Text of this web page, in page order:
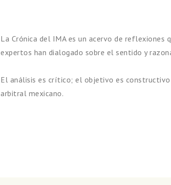
La Crónica del IMA es un acervo de reflexiones
expertos han dialogado sobre el sentido y
El análisis es crítico; el objetivo es
arbitral mexicano.